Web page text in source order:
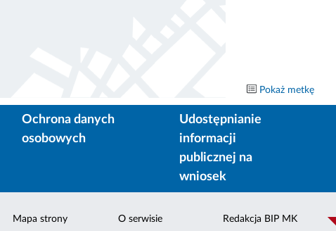
Pokaż metkę
Ochrona danych
osobowych
Udostępnianie
informacji
publicznej na
wniosek
Mapa strony O serwisie Redakcja BIP MK